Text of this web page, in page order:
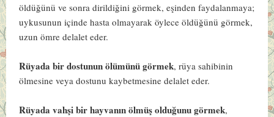
öldüğünü ve sonra dirildiğini görmek, eşinden faydalanmaya;
uykusunun içinde hasta olmayarak öylece öldüğünü görmek,
uzun ömre delalet eder.
Rüyada bir dostunun ölümünü görmek, rüya sahibinin
ölmesine veya dostunu kaybetmesine delalet eder.
Rüyada vahşi bir hayvanın ölmüş olduğunu görmek,